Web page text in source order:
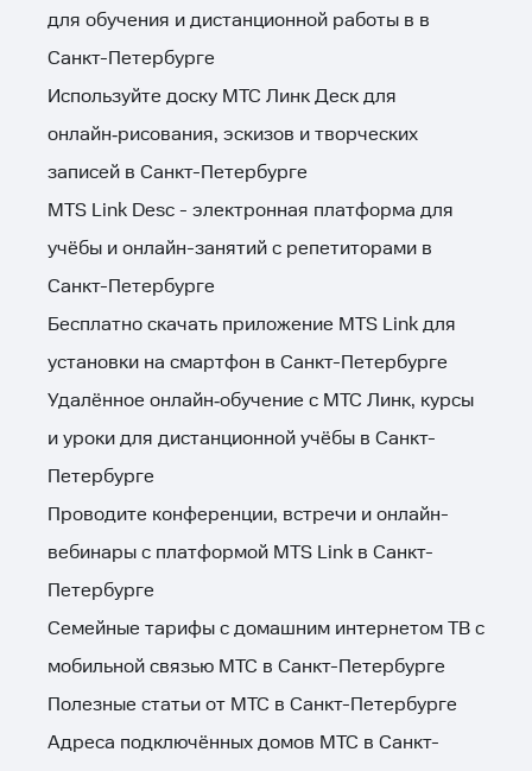
для обучения и дистанционной работы в в
Санкт-Петербурге
Используйте доску МТС Линк Деск для
онлайн‑рисования, эскизов и творческих
записей в Санкт-Петербурге
MTS Link Desc - электронная платформа для
учёбы и онлайн-занятий с репетиторами в
Санкт-Петербурге
Бесплатно скачать приложение MTS Link для
установки на смартфон в Санкт-Петербурге
Удалённое онлайн‑обучение с МТС Линк, курсы
и уроки для дистанционной учёбы в Санкт-
Петербурге
Проводите конференции, встречи и онлайн-
вебинары с платформой MTS Link в Санкт-
Петербурге
Семейные тарифы c домашним интернетом ТВ с
мобильной связью МТС в Санкт-Петербурге
Полезные статьи от МТС в Санкт-Петербурге
Адреса подключённых домов МТС в Санкт-